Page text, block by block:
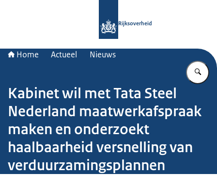
Rijksoverheid
Home Actueel Nieuws
Kabinet wil met Tata Steel
Nederland maatwerkafspraak
maken en onderzoekt
haalbaarheid versnelling van
verduurzamingsplannen